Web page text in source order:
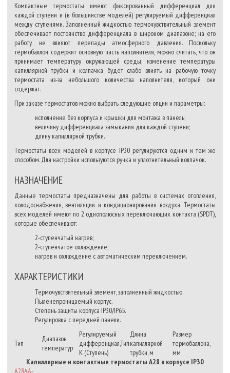
Компактные термостаты имеют фиксированный дифференциал для
каждой ступени и (в большинстве моделей) регулируемый дифференциал
между ступенями. Заполненный жидкостью термочувствительный элемент
обеспечивает постоянство дифференциала в широком диапазоне; на его
работу не влияют перепады атмосферного давления. Поскольку
термобаллон содержит основную часть наполнителя, можно считать, что он
принимает температуру окружающей среды; изменение температуры
капиллярной трубки и колпачка будет слабо влиять на рабочую точку
термостата из-за небольшого количества наполнителя, который они
содержат.
При заказе термостатов можно выбрать следующие опции и параметры:
исполнение без корпуса и крышки для монтажа в панель;
величину дифференциала замыкания для каждой ступени;
длину капиллярной трубки.
Термостаты всех моделей в корпусе IP30 регулируются одним и тем же
способом. Для настройки используются ручка и уплотнительный колпачок.
НАЗНАЧЕНИЕ
Данные термостаты предназначены для работы в системах отопления,
холодоснабжения, вентиляции и кондиционирования воздуха. Термостаты
всех моделей имеют по 2 однополюсных переключающих контакта (SPDT),
которые обеспечивают:
2-ступенчатый нагрев;
2-ступенчатое охлаждение;
нагрев и охлаждение с автоматическим переключением.
ХАРАКТЕРИСТИКИ
Термочувствительный элемент, заполненный жидкостью.
Пыленепроницаемый корпус.
Степень защиты корпуса IP30/IP65.
Регулировка с передней панели.
Тип
Диапазон
температур
Регулируемый
дифференциал,
К (Ступень)
Тип
Длина
капиллярной
трубки, м
Размер
термобаллона,
мм
Капиллярные и контактные термостаты A28 в корпусе IP30
A28AA-